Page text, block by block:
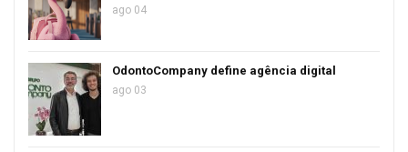
ago 04
OdontoCompany define agência digital
ago 03